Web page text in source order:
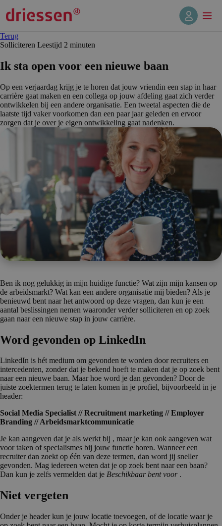
Terug
Solliciteren Leestijd 2 minuten
Ik sta open voor een nieuwe baan
Op een verjaardag krijg je te horen dat jouw vriendin een stap in haar
carrière gaat maken en een collega op jouw afdeling gaat zich verder
ontwikkelen bij een andere organisatie. Een tweetal aspecten die de
laatste tijd vaker voorkomen dan een paar jaar geleden en ervoor
zorgen dat je over je eigen ontwikkeling gaat nadenken.
Ben ik nog gelukkig in mijn huidige functie? Wat zijn mijn kansen op
de arbeidsmarkt? Wat kan een andere organisatie mij bieden? Als je
benieuwd bent naar het antwoord op deze vragen, dan kun je een
aantal beslissingen nemen waaronder verder solliciteren en op zoek
gaan naar een nieuwe stap in jouw carrière.
Word gevonden op LinkedIn
LinkedIn is hét medium om gevonden te worden door recruiters en
intercedenten, zonder dat je bekend hoeft te maken dat je op zoek bent
naar een nieuwe baan. Maar hoe word je dan gevonden? Door de
juiste zoektermen terug te laten komen in je profiel, bijvoorbeeld in je
header:
Social Media Specialist // Recruitment marketing // Employer
Branding // Arbeidsmarktcommunicatie
Je kan aangeven dat je als werkt bij , maar je kan ook aangeven wat
voor taken of specialismes bij jouw functie horen. Wanneer een
recruiter dan zoekt op één van deze termen, dan word jij sneller
gevonden. Mag iedereen weten dat je op zoek bent naar een baan?
Dan kun je zelfs vermelden dat je Beschikbaar bent voor .
Niet vergeten
Onder je header kun je jouw locatie toevoegen, of de locatie waar je